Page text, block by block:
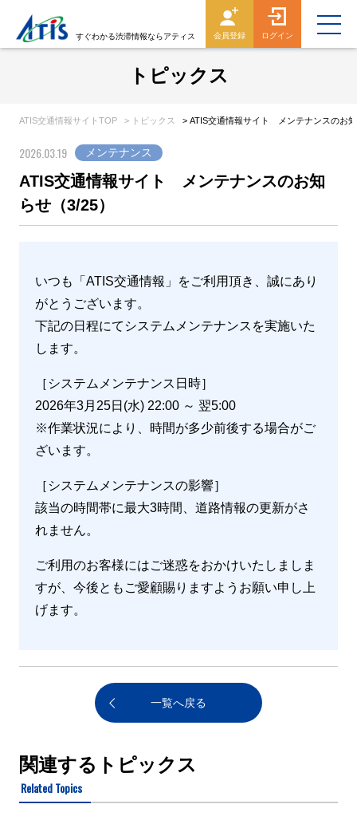
すぐわかる渋滞情報ならアティス 会員登録 ログイン
トピックス
ATIS交通情報サイトTOP > トピックス > ATIS交通情報サイト メンテナンスのお
2026.03.19 メンテナンス
ATIS交通情報サイト メンテナンスのお知
らせ（3/25）
いつも「ATIS交通情報」をご利用頂き、誠にあり
がとうございます。
下記の日程にてシステムメンテナンスを実施いた
します。
［システムメンテナンス日時］
2026年3月25日(水) 22:00 ～ 翌5:00
※作業状況により、時間が多少前後する場合がご
ざいます。
［システムメンテナンスの影響］
該当の時間帯に最大3時間、道路情報の更新がさ
れません。
ご利用のお客様にはご迷惑をおかけいたしましま
すが、今後ともご愛顧賜りますようお願い申し上
げます。
一覧へ戻る
関連するトピックス
Related Topics